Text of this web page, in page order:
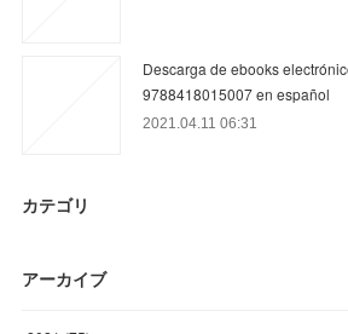
Descarga de ebooks
9788418015007 en español
2021.04.11 06:31
カテゴリ
アーカイブ